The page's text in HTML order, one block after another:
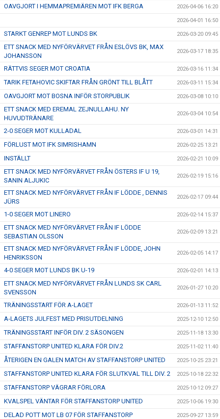
OAVGJORT I HEMMAPREMIÄREN MOT IFK BERGA 2026-04-06 16:20
2026-04-01 16:50
STARKT GENREP MOT LUNDS BK 2026-03-20 09:45
ETT SNACK MED NYFÖRVÄRVET FRÅN ESLÖVS BK, MAX
JOHANSSON
2026-03-17 18:35
RÄTTVIS SEGER MOT CROATIA 2026-03-16 11:34
TARIK FETAHOVIC SKIFTAR FRÅN GRÖNT TILL BLÅTT 2026-03-11 15:34
OAVGJORT MOT BOSNA INFÖR STORPUBLIK 2026-03-08 10:10
ETT SNACK MED EREMAL ZEJNULLAHU. NY
HUVUDTRÄNARE
2026-03-04 10:54
2-0 SEGER MOT KULLADAL 2026-03-01 14:31
FÖRLUST MOT IFK SIMRISHAMN 2026-02-25 13:21
INSTÄLLT 2026-02-21 10:09
ETT SNACK MED NYFÖRVÄRVET FRÅN ÖSTERS IF U 19,
SANIN ALJUKIC
2026-02-19 15:16
ETT SNACK MED NYFÖRVÄRVET FRÅN IF LÖDDE , DENNIS
JÜRS
2026-02-17 09:44
1-0 SEGER MOT LINERO 2026-02-14 15:37
ETT SNACK MED NYFÖRVÄRVET FRÅN IF LÖDDE
SEBASTIAN OLSSON
2026-02-09 13:21
ETT SNACK MED NYFÖRVÄRVET FRÅN IF LÖDDE, JOHN
HENRIKSSON
2026-02-05 14:17
4-0 SEGER MOT LUNDS BK U-19 2026-02-01 14:13
ETT SNACK MED NYFÖRVÄRVET FRÅN LUNDS SK CARL
SVENSSON
2026-01-27 10:20
TRÄNINGSSTART FÖR A-LAGET 2026-01-13 11:52
A-LAGETS JULFEST MED PRISUTDELNING 2025-12-10 12:50
TRÄNINGSSTART INFÖR DIV. 2 SÄSONGEN 2025-11-18 13:30
STAFFANSTORP UNITED KLARA FÖR DIV.2 2025-11-02 11:40
ÅTERIGEN EN GALEN MATCH AV STAFFANSTORP UNITED 2025-10-25 23:21
STAFFANSTORP UNITED KLARA FÖR SLUTKVAL TILL DIV. 2 2025-10-18 22:32
STAFFANSTORP VÄGRAR FÖRLORA 2025-10-12 09:27
KVALSPEL VÄNTAR FÖR STAFFANSTORP UNITED 2025-10-06 19:30
DELAD POTT MOT LB 07 FÖR STAFFANSTORP 2025-09-27 13:59